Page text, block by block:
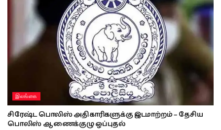
இலங்கை
சிரேஷ்ட பொலிஸ் அதிகாரிகளுக்கு இடமாற்றம் – தேசிய
பொலிஸ் ஆணைக்குழு ஒப்புதல்